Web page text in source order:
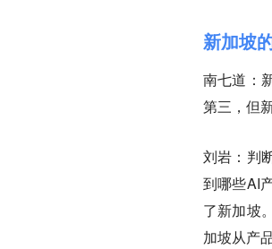
新加坡
南七道：
第三，但
刘岩： 判
到哪些AI
了新加坡
加坡从产